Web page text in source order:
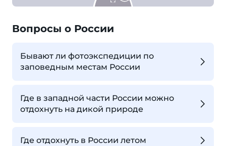
Вопросы о России
Бывают ли фотоэкспедиции по
заповедным местам России
Где в западной части России можно
отдохнуть на дикой природе
Где отдохнуть в России летом